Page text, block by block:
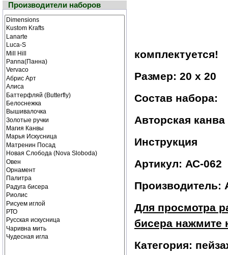
Производители наборов
комплектуется!
Размер: 20 x 20
Состав набора:
Авторская
Инструкция
Артикул: АС-062
Производитель:
Для просмотра
бисера нажмите
Категория: